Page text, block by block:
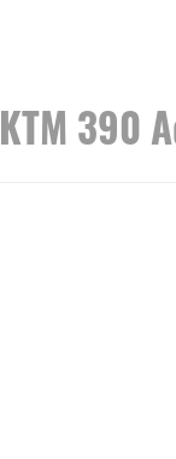
KTM 390